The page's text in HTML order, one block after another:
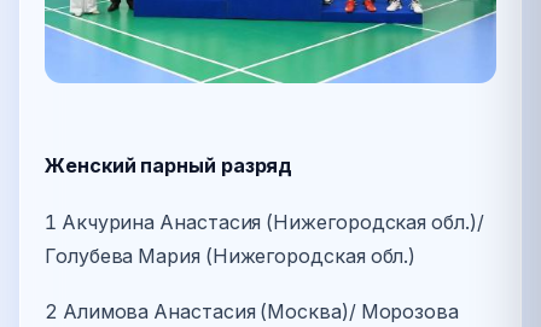
Женский парный разряд
1 Акчурина Анастасия (Нижегородская обл.)/
Голубева Мария (Нижегородская обл.)
2 Алимова Анастасия (Москва)/ Морозова